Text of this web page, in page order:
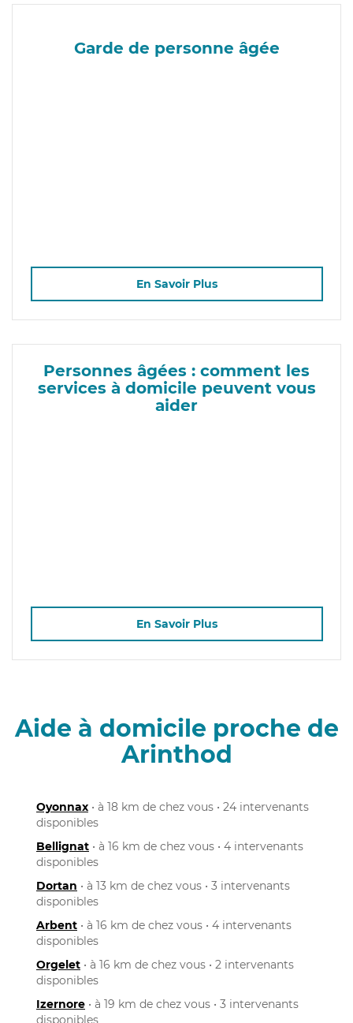
Garde de personne âgée
En Savoir Plus
Personnes âgées : comment les
services à domicile peuvent vous
aider
En Savoir Plus
Aide à domicile proche de
Arinthod
Oyonnax • à 18 km de chez vous • 24 intervenants
disponibles
Bellignat • à 16 km de chez vous • 4 intervenants
disponibles
Dortan • à 13 km de chez vous • 3 intervenants
disponibles
Arbent • à 16 km de chez vous • 4 intervenants
disponibles
Orgelet • à 16 km de chez vous • 2 intervenants
disponibles
Izernore • à 19 km de chez vous • 3 intervenants
disponibles